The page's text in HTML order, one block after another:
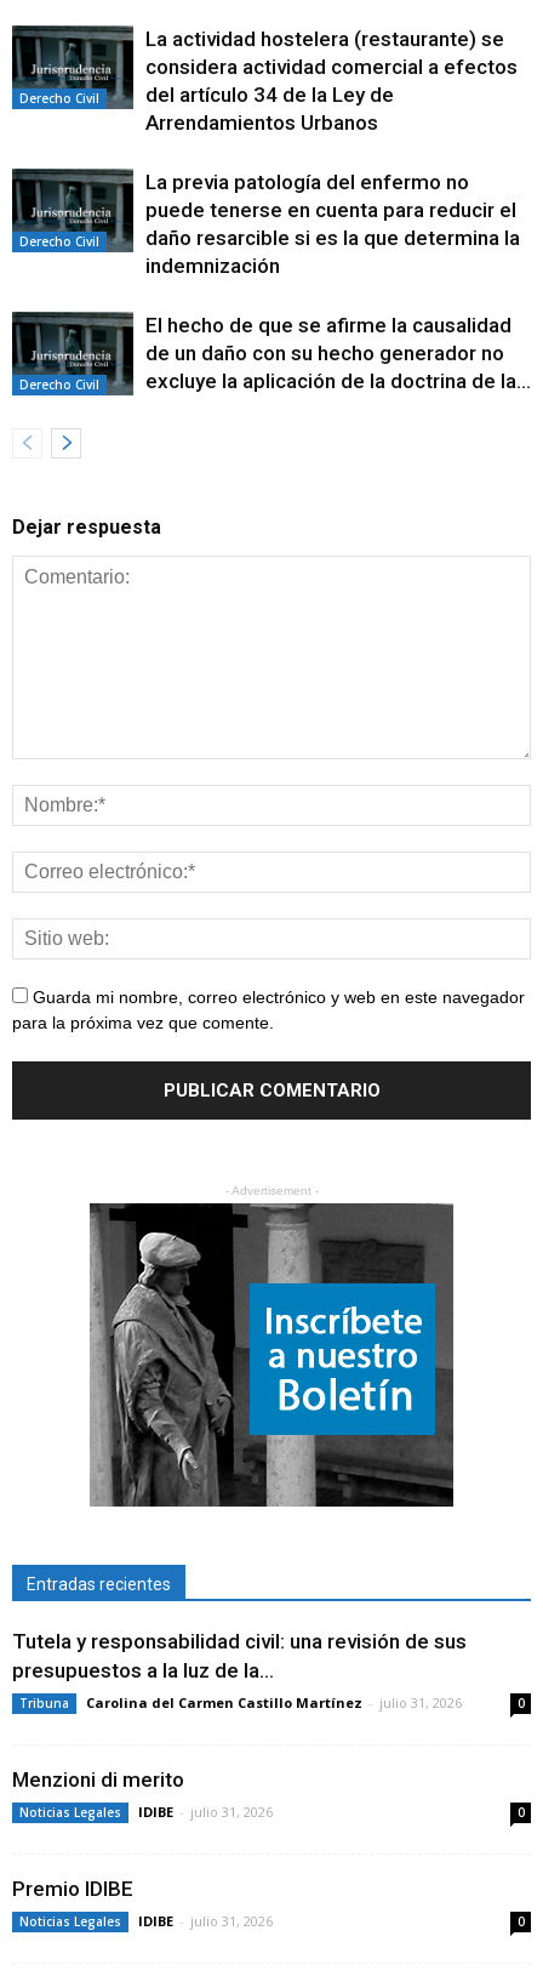
Derecho Civil
La actividad hostelera (restaurante) se
considera actividad comercial a efectos
del artículo 34 de la Ley de
Arrendamientos Urbanos
Derecho Civil
La previa patología del enfermo no
puede tenerse en cuenta para reducir el
daño resarcible si es la que determina la
indemnización
Derecho Civil
El hecho de que se afirme la causalidad
de un daño con su hecho generador no
excluye la aplicación de la doctrina de la...
Dejar respuesta
Guarda mi nombre, correo electrónico y web en este navegador
para la próxima vez que comente.
- Advertisement -
Entradas recientes
Tutela y responsabilidad civil: una revisión de sus
presupuestos a la luz de la...
Tribuna Carolina del Carmen Castillo Martínez - julio 31, 2026 0
Menzioni di merito
Noticias Legales IDIBE - julio 31, 2026 0
Premio IDIBE
Noticias Legales IDIBE - julio 31, 2026 0